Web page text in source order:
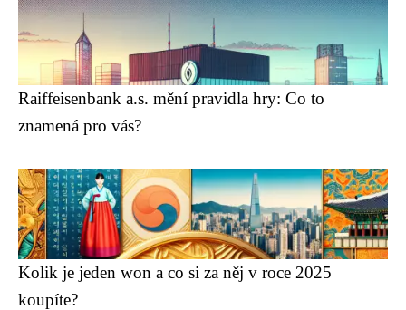
Raiffeisenbank a.s. mění pravidla hry: Co to
znamená pro vás?
Kolik je jeden won a co si za něj v roce 2025
koupíte?